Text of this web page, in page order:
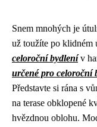
Snem mnohých je
už toužíte po klidném
celoroční bydlenív
určené pro celoroční
Představte si rána s
na terase obklopené
hvězdnou oblohu.